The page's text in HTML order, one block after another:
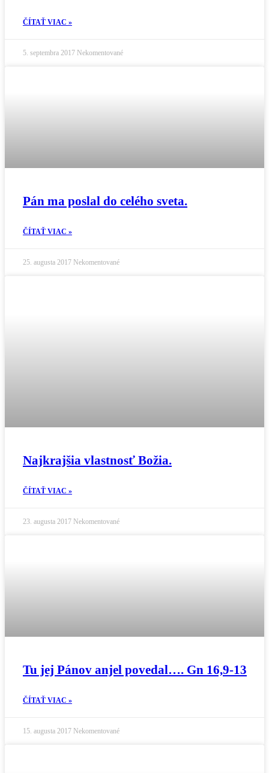
ČÍTAŤ VIAC »
5. septembra 2017 Nekomentované
Pán ma poslal do celého sveta.
ČÍTAŤ VIAC »
25. augusta 2017 Nekomentované
Najkrajšia vlastnosť Božia.
ČÍTAŤ VIAC »
23. augusta 2017 Nekomentované
Tu jej Pánov anjel povedal…. Gn 16,9-13
ČÍTAŤ VIAC »
15. augusta 2017 Nekomentované